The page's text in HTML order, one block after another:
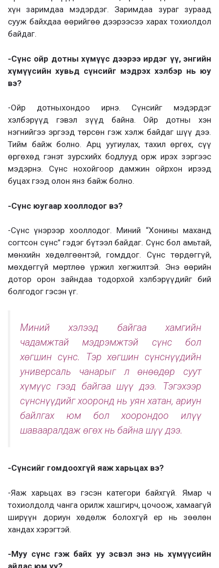
хүн заримдаа мэдэрдэг. Заримдаа зураг зураад
сууж байхдаа өөрийгөө дээрээсээ харах тохиолдол
байдаг.
-Сүнс ойр дотны хүмүүс дээрээ ирдэг үү, энгийн
хүмүүсийн хувьд сүнсийг мэдрэх хэлбэр нь юу
вэ?
-Ойр дотныхондоо ирнэ. Сүнсийг мэдэрдэг
хэлбэрүүд гэвэл зүүд байна. Ойр дотны хэн
нэгнийгээ эргээд төрсөн гэж хэлж байдаг шүү дээ.
Тийм байж болно. Арц уугиулах, тахил өргөх, сүү
өргөхөд гэнэт зурсхийх бодлууд орж ирэх зэргээс
мэдэрнэ. Сүнс нохойгоор дамжин ойрхон ирээд
буцах гээд олон янз байж болно.
-Сүнс юугаар хооллодог вэ?
-Сүнс үнэрээр хооллодог. Миний “Хонины маханд
согтсон сүнс” гэдэг бүтээл байдаг. Сүнс бол амьтай,
мөнхийн хөдөлгөөнтэй, гомддог. Сүнс төрдөггүй,
мөхдөггүй мөртлөө үржил хөгжилтэй. Энэ өөрийн
дотор орон зайндаа тодорхой хэлбэрүүдийг бий
болгодог гэсэн үг.
Миний хэлээд байгаа хамгийн
чадамжтай мэдрэмжтэй сүнс бол
хөгшин сүнс. Тэр хөгшин сүнснүүдийн
универсаль чанарыг л өнөөдөр суут
хүмүүс гээд байгаа шүү дээ. Тэгэхээр
сүнснүүдийг хооронд нь уян хатан, ариун
байлгах юм бол хоорондоо илүү
шавааралдаж өгөх нь байна шүү дээ.
-Сүнсийг гомдоохгүй яаж харьцах вэ?
-Яаж харьцах вэ гэсэн категори байхгүй. Ямар ч
тохиолдолд чанга орилж хашгирч, цочоож, хамаагүй
ширүүн дориун хөдөлж болохгүй ер нь зөөлөн
хандах хэрэгтэй.
-Муу сүнс гэж байх уу эсвэл энэ нь хүмүүсийн